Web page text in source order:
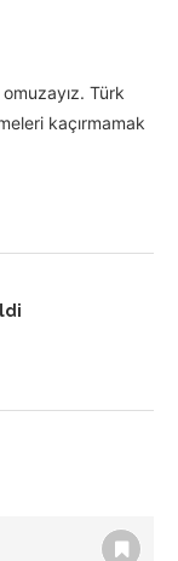
Türk
kaçırmamak